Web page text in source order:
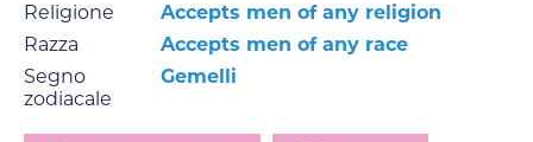
Religione
Accepts men of any religion
Razza
Accepts men of any race
Segno
zodiacale
Gemelli